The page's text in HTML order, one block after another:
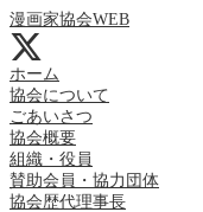
漫画家協会WEB
ホーム
協会について
ごあいさつ
協会概要
組織・役員
賛助会員・協力団体
協会歴代理事長